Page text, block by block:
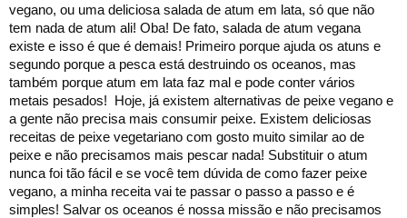
vegano, ou uma deliciosa salada de atum em lata, só que não
tem nada de atum ali! Oba! De fato, salada de atum vegana
existe e isso é que é demais! Primeiro porque ajuda os atuns e
segundo porque a pesca está destruindo os oceanos, mas
também porque atum em lata faz mal e pode conter vários
metais pesados!  Hoje, já existem alternativas de peixe vegano e
a gente não precisa mais consumir peixe. Existem deliciosas
receitas de peixe vegetariano com gosto muito similar ao de
peixe e não precisamos mais pescar nada! Substituir o atum
nunca foi tão fácil e se você tem dúvida de como fazer peixe
vegano, a minha receita vai te passar o passo a passo e é
simples! Salvar os oceanos é nossa missão e não precisamos